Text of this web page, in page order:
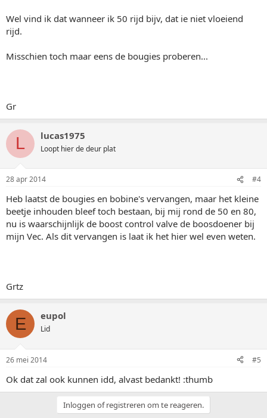
Wel vind ik dat wanneer ik 50 rijd bijv, dat ie niet vloeiend
rijd.
Misschien toch maar eens de bougies proberen...
Gr
L lucas1975
Loopt hier de deur plat
28 apr 2014 #4
Heb laatst de bougies en bobine's vervangen, maar het kleine
beetje inhouden bleef toch bestaan, bij mij rond de 50 en 80,
nu is waarschijnlijk de boost control valve de boosdoener bij
mijn Vec. Als dit vervangen is laat ik het hier wel even weten.
Grtz
E eupol
Lid
26 mei 2014 #5
Ok dat zal ook kunnen idd, alvast bedankt! :thumb
Inloggen of registreren om te reageren.